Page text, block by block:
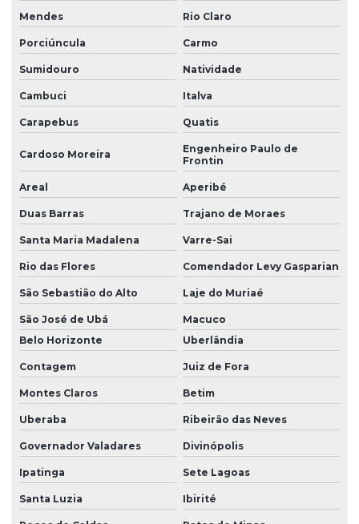
Venda de anel oring
Venda de anel de vedação
Vulcanização de peças de borracha
Vulcanização de peças de borracha industriais
Mendes Rio Claro
Porciúncula Carmo
Sumidouro Natividade
Cambuci Italva
Carapebus Quatis
Cardoso Moreira
Engenheiro Paulo de
Frontin
Areal Aperibé
Duas Barras Trajano de Moraes
Santa Maria Madalena Varre-Sai
Rio das Flores Comendador Levy Gasparian
São Sebastião do Alto Laje do Muriaé
São José de Ubá
Macuco
Belo Horizonte
Uberlândia
Contagem Juiz de Fora
Montes Claros Betim
Uberaba Ribeirão das Neves
Governador Valadares Divinópolis
Ipatinga Sete Lagoas
Santa Luzia Ibirité